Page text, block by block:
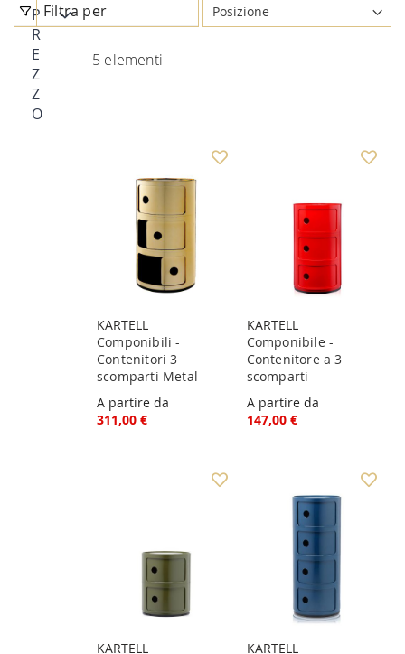
5 elementi
KARTELL
Componibili -
Contenitori 3
scomparti Metal
A partire da
311,00 €
KARTELL
Componibile -
Contenitore a 3
scomparti
A partire da
147,00 €
KARTELL KARTELL
Filtra per
P
R
E
Z
Z
O